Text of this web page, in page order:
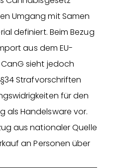
Umgang mit Samen
definiert. Beim Bezug
aus dem EU-
sieht jedoch
Strafvorschriften
für den
als Handelsware vor.
aus nationaler Quelle
an Personen über